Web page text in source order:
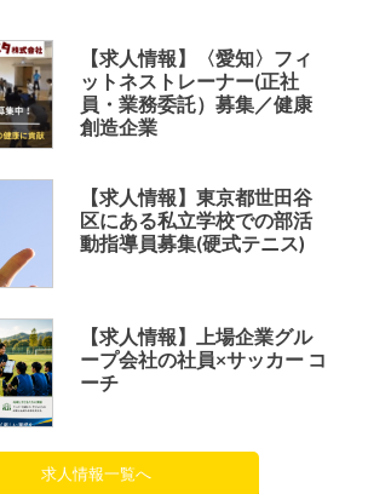
【求人情報】〈愛知〉フィ
ットネストレーナー(正社
員・業務委託）募集／健康
創造企業
【求人情報】東京都世田谷
区にある私立学校での部活
動指導員募集(硬式テニス)
【求人情報】上場企業グル
ープ会社の社員×サッカー コ
ーチ
求人情報一覧へ